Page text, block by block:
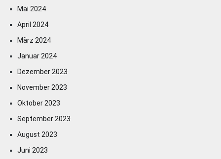
Mai 2024
April 2024
März 2024
Januar 2024
Dezember 2023
November 2023
Oktober 2023
September 2023
August 2023
Juni 2023